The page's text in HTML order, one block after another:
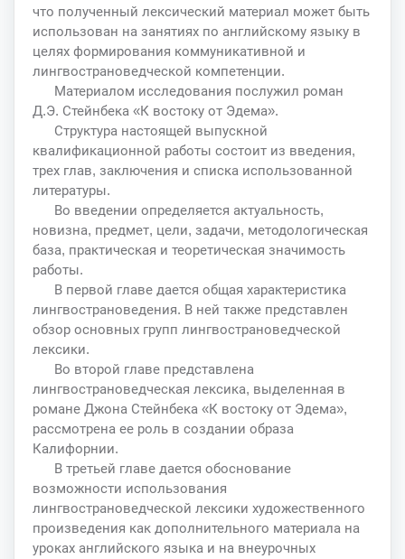
что полученный лексический материал может быть
использован на занятиях по английскому языку в
целях формирования коммуникативной и
лингвострановедческой компетенции.
Материалом исследования послужил роман
Д.Э. Стейнбека «К востоку от Эдема».
Структура настоящей выпускной
квалификационной работы состоит из введения,
трех глав, заключения и списка использованной
литературы.
Во введении определяется актуальность,
новизна, предмет, цели, задачи, методологическая
база, практическая и теоретическая значимость
работы.
В первой главе дается общая характеристика
лингвострановедения. В ней также представлен
обзор основных групп лингвострановедческой
лексики.
Во второй главе представлена
лингвострановедческая лексика, выделенная в
романе Джона Стейнбека «К востоку от Эдема»,
рассмотрена ее роль в создании образа
Калифорнии.
В третьей главе дается обоснование
возможности использования
лингвострановедческой лексики художественного
произведения как дополнительного материала на
уроках английского языка и на внеурочных